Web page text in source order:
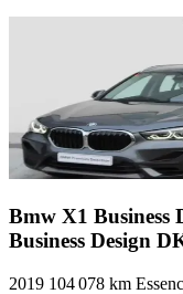
Bmw X1 Business
Business Design
2019 104 078 km